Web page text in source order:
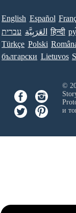
English Español
עברית العَرَبِيَّة हिन्दी
Türkçe Polski
български Lietuvos
©
и